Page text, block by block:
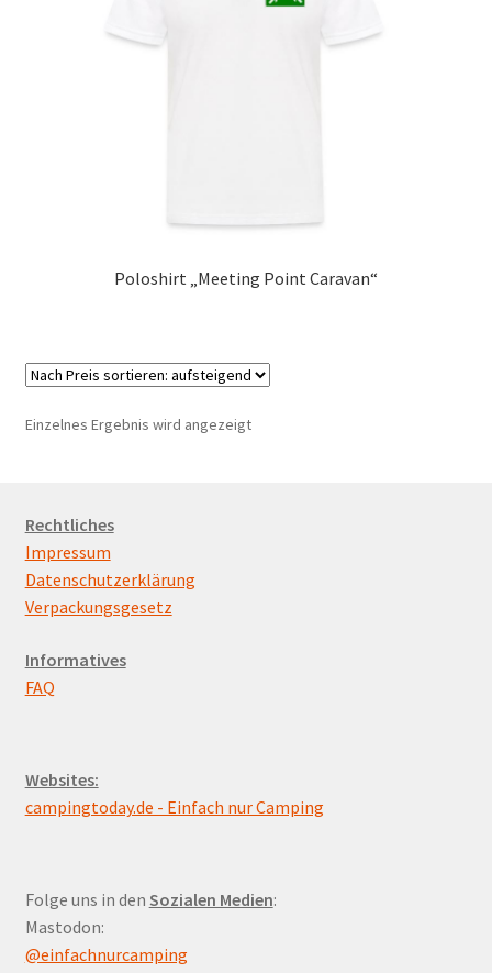
Poloshirt „Meeting Point Caravan“
Einzelnes Ergebnis wird angezeigt
Rechtliches
Impressum
Datenschutzerklärung
Verpackungsgesetz
Informatives
FAQ
Websites:
campingtoday.de - Einfach nur Camping
Folge uns in den Sozialen Medien:
Mastodon:
@einfachnurcamping